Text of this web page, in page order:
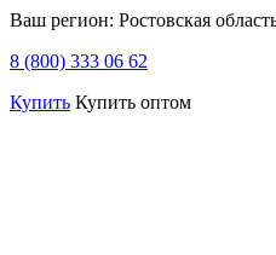
Ваш регион: Ростовская
8 (800) 333 06 62
Купить Купить оптом